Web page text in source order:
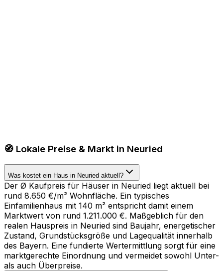
🧭 Lokale Preise & Markt in Neuried
Was kostet ein Haus in Neuried aktuell?
Der Ø Kaufpreis für Häuser in Neuried liegt aktuell bei
rund 8.650 €/m² Wohnfläche. Ein typisches
Einfamilienhaus mit 140 m² entspricht damit einem
Marktwert von rund 1.211.000 €. Maßgeblich für den
realen Hauspreis in Neuried sind Baujahr, energetischer
Zustand, Grundstücksgröße und Lagequalität innerhalb
des Bayern. Eine fundierte Wertermittlung sorgt für eine
marktgerechte Einordnung und vermeidet sowohl Unter-
als auch Überpreise.